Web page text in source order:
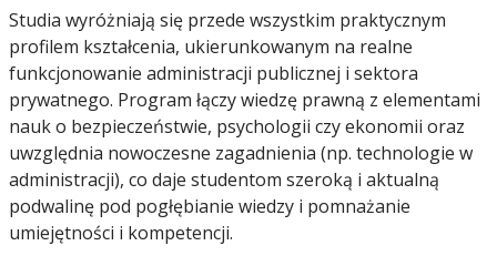
Studia wyróżniają się przede wszystkim praktycznym
profilem kształcenia, ukierunkowanym na realne
funkcjonowanie administracji publicznej i sektora
prywatnego. Program łączy wiedzę prawną z elementami
nauk o bezpieczeństwie, psychologii czy ekonomii oraz
uwzględnia nowoczesne zagadnienia (np. technologie w
administracji), co daje studentom szeroką i aktualną
podwalinę pod pogłębianie wiedzy i pomnażanie
umiejętności i kompetencji.